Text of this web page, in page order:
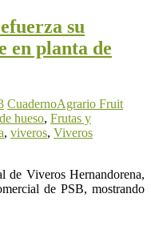
su
en planta de
CuadernoAgrario Fruit
hueso, Frutas y
, viveros, Viveros
de Viveros Hernandorena,
de PSB, mostrando